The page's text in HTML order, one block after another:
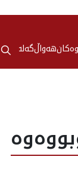
هه‌واڵگەلەری
⚲